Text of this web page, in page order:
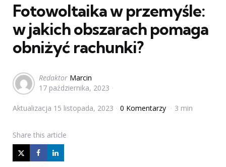
Fotowoltaika w przemyśle:
w jakich obszarach pomaga
obniżyć rachunki?
Posted
by
Redaktor Marcin
17 października, 2023
Aktualizacja 15 listopada, 2023 0 Komentarzy 3 min
Share this article